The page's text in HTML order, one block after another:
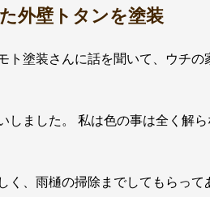
外壁トタンを塗装
塗装さんに話を聞いて、ウチの
ました。 私は色の事は全く解
、雨樋の掃除までしてもらって